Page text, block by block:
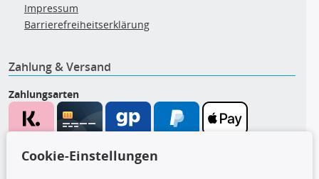
Impressum
Barrierefreiheitserklärung
Zahlung & Versand
Zahlungsarten
Cookie-Einstellungen